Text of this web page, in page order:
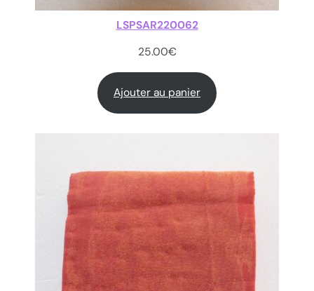
LSPSAR220062
25.00€
Ajouter au panier